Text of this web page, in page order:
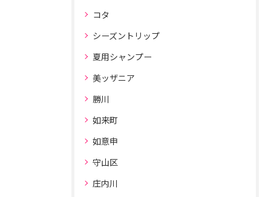
コタ
シーズントリップ
夏用シャンプー
美ッザニア
勝川
如来町
如意申
守山区
庄内川